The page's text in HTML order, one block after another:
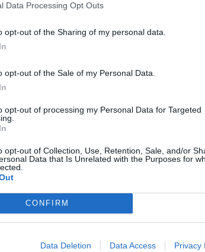
Data Processing Opt Outs
opt-out of the Sharing of my personal data.
opt-out of the Sale of my Personal Data.
opt-out of processing my Personal Data for Targeted
opt-out of Collection, Use, Retention, Sale, and/or
Data that Is Unrelated with the Purposes for
CONFIRM
Data Deletion Data Access Privacy
en bonne santé, âgés de 50 ans et plus, ont
un chien, réduit de 31 % le risque de
animaux encouragent à rester actifs et contribuent
à
sur l’hydratation